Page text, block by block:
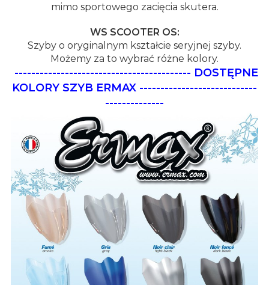
mimo sportowego zacięcia skutera.
WS SCOOTER OS:
Szyby o oryginalnym kształcie seryjnej szyby.
Możemy za to wybrać różne kolory.
------------------------------------------ DOSTĘPNE
KOLORY SZYB ERMAX ----------------------------
--------------